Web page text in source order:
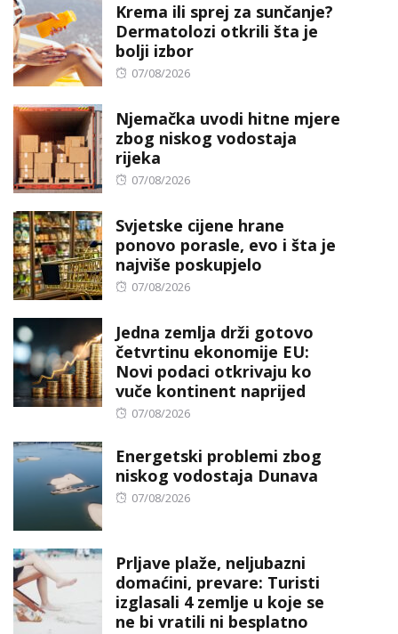
Krema ili sprej za sunčanje?
Dermatolozi otkrili šta je
bolji izbor
Posted
07/08/2026
Njemačka uvodi hitne mjere
zbog niskog vodostaja
rijeka
Posted
07/08/2026
Svjetske cijene hrane
ponovo porasle, evo i šta je
najviše poskupjelo
Posted
07/08/2026
Jedna zemlja drži gotovo
četvrtinu ekonomije EU:
Novi podaci otkrivaju ko
vuče kontinent naprijed
Posted
07/08/2026
Energetski problemi zbog
niskog vodostaja Dunava
Posted
07/08/2026
Prljave plaže, neljubazni
domaćini, prevare: Turisti
izglasali 4 zemlje u koje se
ne bi vratili ni besplatno